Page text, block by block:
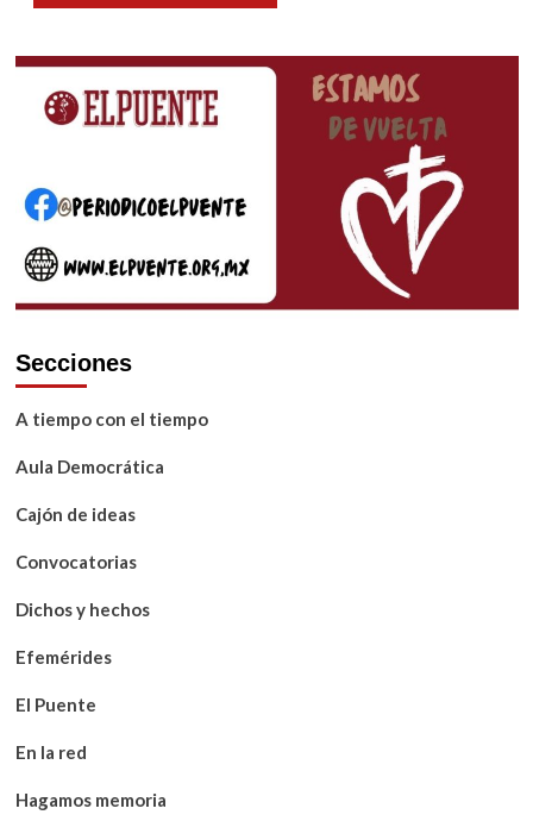
Secciones
A tiempo con el tiempo
Aula Democrática
Cajón de ideas
Convocatorias
Dichos y hechos
Efemérides
El Puente
En la red
Hagamos memoria